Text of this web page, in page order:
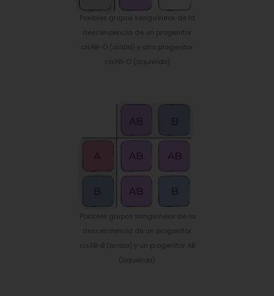
Posibles grupos sanguíneos de la
descendencia de un progenitor
cisAB-O ( arriba ) y otro progenitor
cisAB-O ( izquierda)
Posibles grupos sanguíneos de la
descendencia de un progenitor
cisAB-B ( arriba) y un progenitor AB
( izquierda )